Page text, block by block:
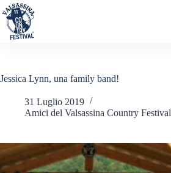
Jessica Lynn, una family band!
31 Luglio 2019
Amici del Valsassina Country Festival